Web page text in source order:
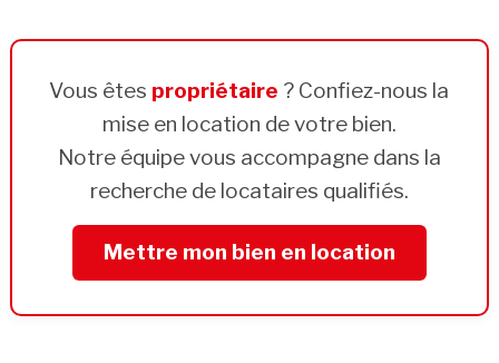
Vous êtes propriétaire ? Confiez-nous la
mise en location de votre bien.
Notre équipe vous accompagne dans la
recherche de locataires qualifiés.
Mettre mon bien en location